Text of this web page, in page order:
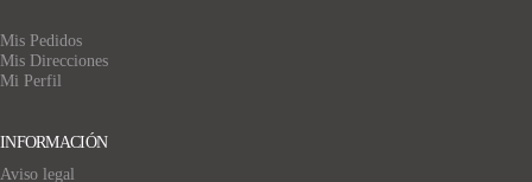
Mis Pedidos
Mis Direcciones
Mi Perfil
INFORMACIÓN
Aviso legal